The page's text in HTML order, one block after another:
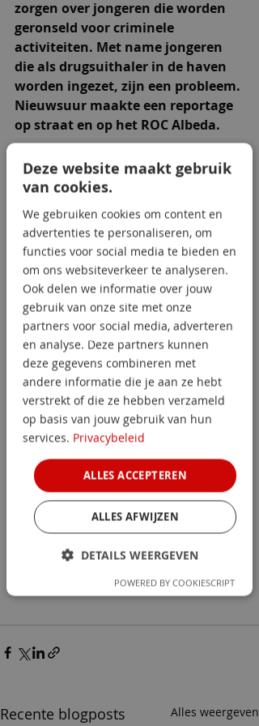
zorgen over jongeren die worden
geronseld voor criminele
activiteiten. Met name jongeren
die als drugsuithaler in de haven
worden ingezet, zijn een probleem.
Nieuwsuur maakte een reportage
op straat en op het ROC Albeda.
Politie en scholen proberen van alles
om te voorkomen dat criminele
organisaties erin slagen kwetsbare
jongeren te ronselen.
Op het ROC Albeda worden
scholieren gefouilleerd op wapens,
drugs en contant geld. Een leerling
met € 1.000,- cash op zak heeft een
Recente blogposts Alles weergeven
Deze website maakt gebruik
van cookies.
We gebruiken cookies om content en
advertenties te personaliseren, om
functies voor social media te bieden en
om ons websiteverkeer te analyseren.
Ook delen we informatie over jouw
gebruik van onze site met onze
partners voor social media, adverteren
en analyse. Deze partners kunnen
deze gegevens combineren met
andere informatie die je aan ze hebt
verstrekt of die ze hebben verzameld
op basis van jouw gebruik van hun
services. Privacybeleid
ALLES ACCEPTEREN
ALLES AFWIJZEN
DETAILS WEERGEVEN
POWERED BY COOKIESCRIPT